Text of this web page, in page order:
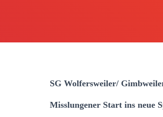
SG Wolfersweiler/
Misslungener Start ins neue